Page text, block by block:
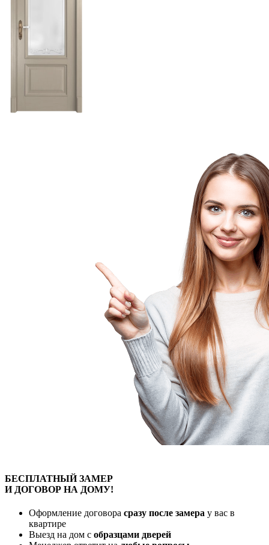
БЕСПЛАТНЫЙЗАМЕР
И ДОГОВОР НА ДОМУ!
Оформление договора сразу после замера у вас в
квартире
Выезд на дом с образцами дверей